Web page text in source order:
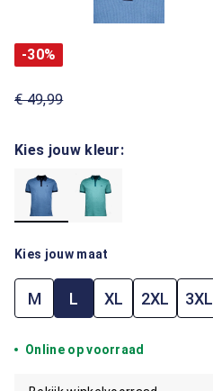
-30%
€ 49,99
Kies jouw kleur:
Kies jouw maat
M L XL 2XL 3XL
Online op voorraad